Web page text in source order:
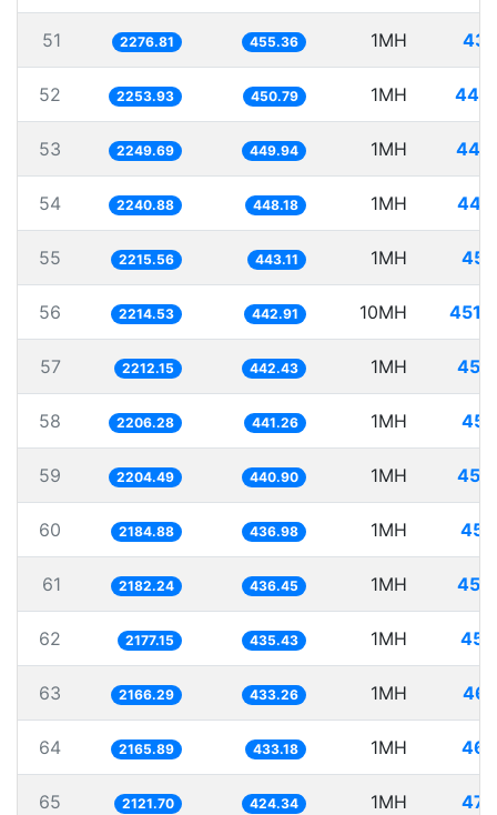
51 2276.81 455.36 1MH
52 2253.93 450.79 1MH
53 2249.69 449.94 1MH
54 2240.88 448.18 1MH
55 2215.56 443.11 1MH
56 2214.53 442.91 10MH
57 2212.15 442.43 1MH
58 2206.28 441.26 1MH
59 2204.49 440.90 1MH
60 2184.88 436.98 1MH
61 2182.24 436.45 1MH
62 2177.15 435.43 1MH
63 2166.29 433.26 1MH
64 2165.89 433.18 1MH
65 2121.70 424.34 1MH